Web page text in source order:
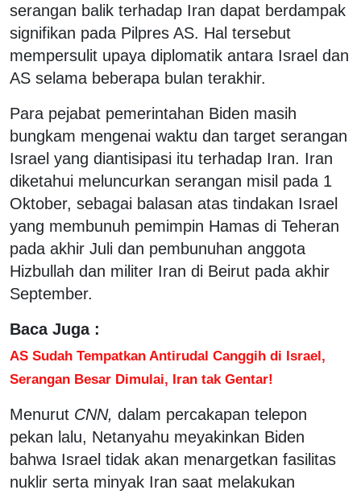
serangan balik terhadap Iran dapat berdampak
signifikan pada Pilpres AS. Hal tersebut
mempersulit upaya diplomatik antara Israel dan
AS selama beberapa bulan terakhir.
Para pejabat pemerintahan Biden masih
bungkam mengenai waktu dan target serangan
Israel yang diantisipasi itu terhadap Iran. Iran
diketahui meluncurkan serangan misil pada 1
Oktober, sebagai balasan atas tindakan Israel
yang membunuh pemimpin Hamas di Teheran
pada akhir Juli dan pembunuhan anggota
Hizbullah dan militer Iran di Beirut pada akhir
September.
Baca Juga :
AS Sudah Tempatkan Antirudal Canggih di Israel,
Serangan Besar Dimulai, Iran tak Gentar!
Menurut CNN, dalam percakapan telepon
pekan lalu, Netanyahu meyakinkan Biden
bahwa Israel tidak akan menargetkan fasilitas
nuklir serta minyak Iran saat melakukan